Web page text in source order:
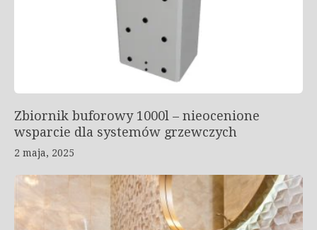
Zbiornik buforowy 1000l – nieocenione
wsparcie dla systemów grzewczych
2 maja, 2025